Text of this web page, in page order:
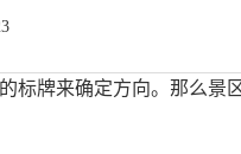
牌来确定方向。那么景